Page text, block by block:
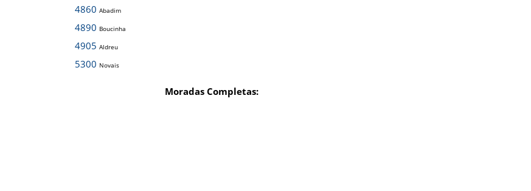
4860 Abadim
4890 Boucinha
4905 Aldreu
5300 Novais
Moradas Completas: